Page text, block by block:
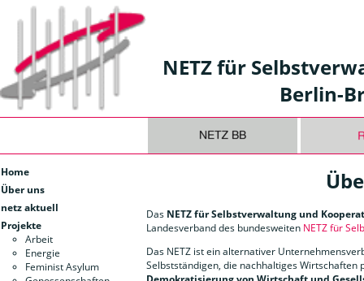
NETZ für
Berlin-
Home
Über uns
netz aktuell
Projekte
Arbeit
Energie
Feminist Asylum
Das NETZ für Selbstverwaltung und
Landesverband des bundesweiten NETZ für
Das NETZ ist ein alternativer
Selbstständigen, die nachhaltiges Wirtschaften